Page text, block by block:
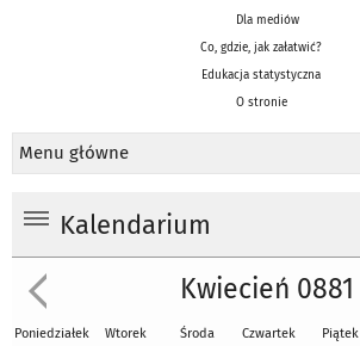
Dla mediów
Co, gdzie, jak załatwić?
Edukacja statystyczna
O stronie
Menu główne
Kalendarium
Kwiecień 0881
Poniedziałek Wtorek Środa Czwartek Piątek